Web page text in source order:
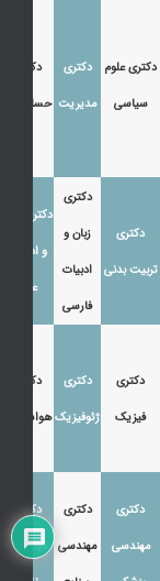
دکتری علوم
سیاسی
دکتری
مدیریت
دکتری
حسابداری
دکتری
تربیت بدنی
دکتری
زبان و
ادبیات
فارسی
دکتری زبان
و ادبیات
عرب
دکتری
فیزیک
دکتری
ژئوفیزیک
دکتری
هواشناسی
دکتری
مهندسی
دکتری
مهندسی
دکتری
مهندسی